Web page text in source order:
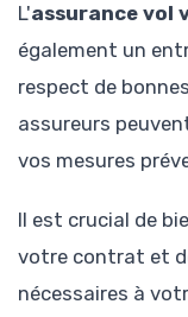
L'assurance vol
également un
respect de
assureurs
vos mesures
Il est crucial de
votre contrat et
nécessaires à